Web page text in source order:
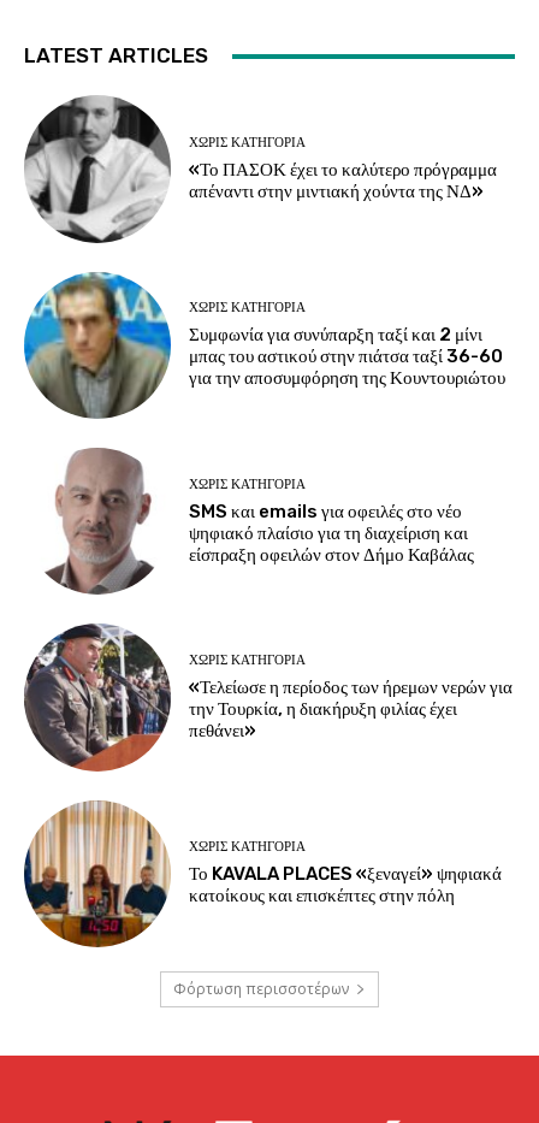
LATEST ARTICLES
ΧΩΡΊΣ ΚΑΤΗΓΟΡΊΑ
«Το ΠΑΣΟΚ έχει το καλύτερο πρόγραμμα
απέναντι στην μιντιακή χούντα της ΝΔ»
ΧΩΡΊΣ ΚΑΤΗΓΟΡΊΑ
Συμφωνία για συνύπαρξη ταξί και 2 μίνι
μπας του αστικού στην πιάτσα ταξί 36-60
για την αποσυμφόρηση της Κουντουριώτου
ΧΩΡΊΣ ΚΑΤΗΓΟΡΊΑ
SMS και emails για οφειλές στο νέο
ψηφιακό πλαίσιο για τη διαχείριση και
είσπραξη οφειλών στον Δήμο Καβάλας
ΧΩΡΊΣ ΚΑΤΗΓΟΡΊΑ
«Τελείωσε η περίοδος των ήρεμων νερών για
την Τουρκία, η διακήρυξη φιλίας έχει
πεθάνει»
ΧΩΡΊΣ ΚΑΤΗΓΟΡΊΑ
Το KAVALA PLACES «ξεναγεί» ψηφιακά
κατοίκους και επισκέπτες στην πόλη
Φόρτωση περισσοτέρων